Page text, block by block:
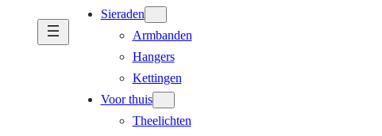
Sieraden
Armbanden
Hangers
Kettingen
Voor thuis
Theelichten